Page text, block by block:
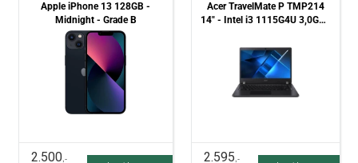
Apple iPhone 13 128GB -
Midnight - Grade B
2.500,-
Acer TravelMate P TMP214
14" - Intel i3 1115G4U 3,0GHz
- Grade B
2.595,-